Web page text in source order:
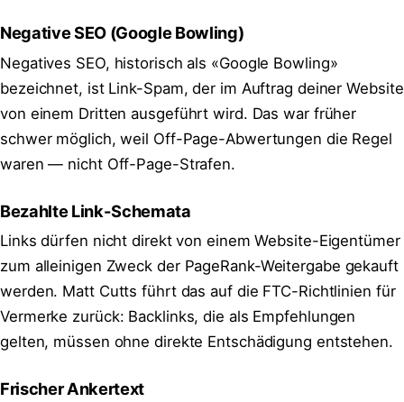
Negative SEO (Google Bowling)
Negatives SEO, historisch als «Google Bowling»
bezeichnet, ist Link-Spam, der im Auftrag deiner Website
von einem Dritten ausgeführt wird. Das war früher
schwer möglich, weil Off-Page-Abwertungen die Regel
waren — nicht Off-Page-Strafen.
Bezahlte Link-Schemata
Links dürfen nicht direkt von einem Website-Eigentümer
zum alleinigen Zweck der PageRank-Weitergabe gekauft
werden. Matt Cutts führt das auf die FTC-Richtlinien für
Vermerke zurück: Backlinks, die als Empfehlungen
gelten, müssen ohne direkte Entschädigung entstehen.
Frischer Ankertext